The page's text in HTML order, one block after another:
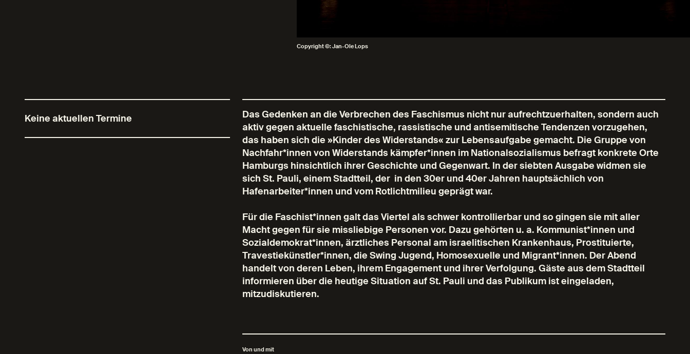
Copyright ©: Jan-Ole Lops
Keine aktuellen Termine
Das Gedenken an die Verbrechen des Faschismus nicht nur aufrechtzuerhalten, sondern auch
aktiv gegen aktuelle faschistische, rassistische und antisemitische Tendenzen vorzugehen,
das haben sich die »Kinder des Widerstands« zur Lebensaufgabe gemacht. Die Gruppe von
Nachfahr*innen von Widerstands kämpfer*innen im Nationalsozialismus befragt konkrete Orte
Hamburgs hinsichtlich ihrer Geschichte und Gegenwart. In der siebten Ausgabe widmen sie
sich St. Pauli, einem Stadtteil, der in den 30er und 40er Jahren hauptsächlich von
Hafenarbeiter*innen und vom Rotlichtmilieu geprägt war.
Für die Faschist*innen galt das Viertel als schwer kontrollierbar und so gingen sie mit aller
Macht gegen für sie missliebige Personen vor. Dazu gehörten u. a. Kommunist*innen und
Sozialdemokrat*innen, ärztliches Personal am israelitischen Krankenhaus, Prostituierte,
Travestiekünstler*innen, die Swing Jugend, Homosexuelle und Migrant*innen. Der Abend
handelt von deren Leben, ihrem Engagement und ihrer Verfolgung. Gäste aus dem Stadtteil
informieren über die heutige Situation auf St. Pauli und das Publikum ist eingeladen,
mitzudiskutieren.
Von und mit